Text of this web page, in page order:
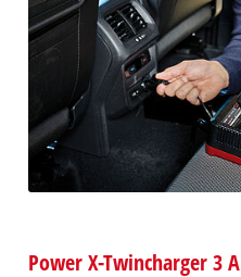
Power X-Twincharger 3 A